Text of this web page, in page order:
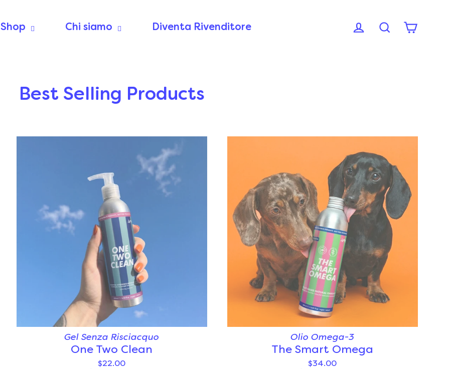
Shop Chi siamo Diventa Rivenditore
Best Selling Products
Gel Senza Risciacquo
One Two Clean
$22.00
Olio Omega-3
The Smart Omega
$34.00